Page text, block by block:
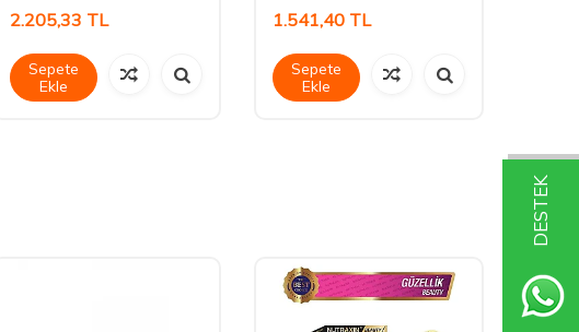
DESTEK
2.205,33 TL
Sepete
Ekle
1.541,40 TL
Sepete
Ekle